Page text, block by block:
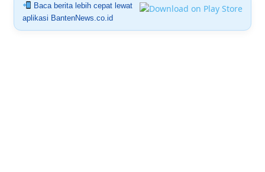
Baca berita lebih cepat lewat
aplikasi BantenNews.co.id